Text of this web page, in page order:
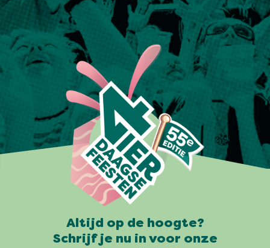
Altijd op de hoogte?
Schrijf je nu in voor onze